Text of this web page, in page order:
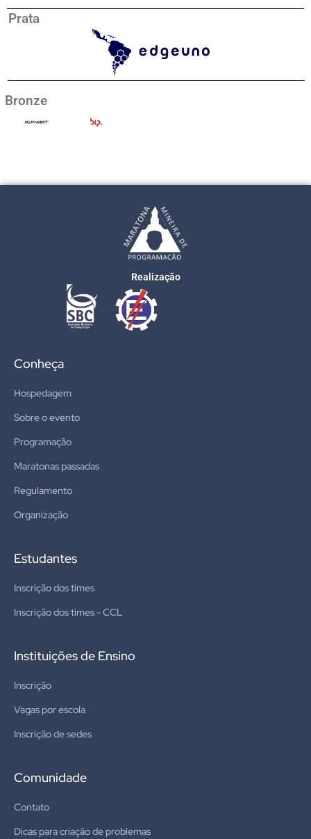
Prata
Bronze
Realização
Conheça
Hospedagem
Sobre o evento
Programação
Maratonas passadas
Regulamento
Organização
Estudantes
Inscrição dos times
Inscrição dos times - CCL
Instituições de Ensino
Inscrição
Vagas por escola
Inscrição de sedes
Comunidade
Contato
Dicas para criação de problemas